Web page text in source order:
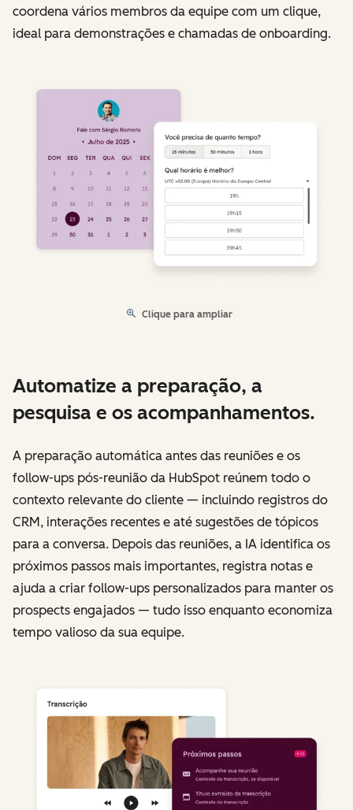
coordena vários membros da equipe com um clique,
ideal para demonstrações e chamadas de onboarding.
Clique para ampliar
Automatize a preparação, a
pesquisa e os acompanhamentos.
A preparação automática antes das reuniões e os
follow-ups pós-reunião da HubSpot reúnem todo o
contexto relevante do cliente — incluindo registros do
CRM, interações recentes e até sugestões de tópicos
para a conversa. Depois das reuniões, a IA identifica os
próximos passos mais importantes, registra notas e
ajuda a criar follow-ups personalizados para manter os
prospects engajados — tudo isso enquanto economiza
tempo valioso da sua equipe.